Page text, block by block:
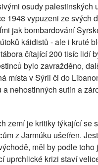
osudy palestinských
1948 vypuzeni ze svých
jak bombardování
káidistů - ale i kruté
čítající 200 tisíc lidí
bylo zavražděno,
místa v Sýrii či do
a nehostinných sutin a
zemí je kritiky týkající se
z Jarmúku ušetřen.
měl by podle toho
uprchlické krizi staví